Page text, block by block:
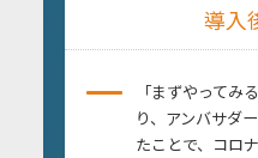
導入
「まずやってみ
り、アンバサダ
たことで、コロ